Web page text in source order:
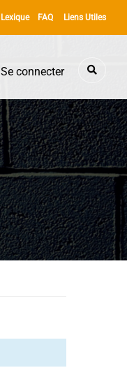
Lexique FAQ Liens Utiles
Se connecter